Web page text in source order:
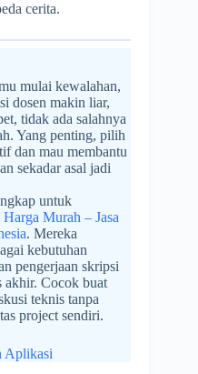
cerita.
mulai kewalahan,
dosen makin liar,
tidak ada salahnya
Yang penting, pilih
dan mau membantu
sekadar asal jadi
untuk
Murah – Jasa
. Mereka
kebutuhan
pengerjaan skripsi
akhir. Cocok buat
teknis tanpa
project sendiri.
Aplikasi